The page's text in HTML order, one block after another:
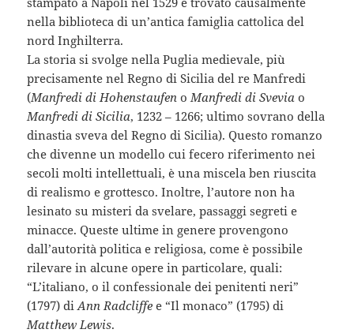
nella biblioteca di un’antica famiglia cattolica del
nord Inghilterra.
La storia si svolge nella Puglia medievale, più
precisamente nel Regno di Sicilia del re Manfredi
(Manfredi di Hohenstaufeno Manfredi di Svevia o
Manfredi di Sicilia, 1232 – 1266; ultimo sovrano della
dinastia sveva del Regno di Sicilia). Questo romanzo
che divenne un modello cui fecero riferimento nei
secoli molti intellettuali, è una miscela ben riuscita
di realismo e grottesco. Inoltre, l’autore non ha
lesinato su misteri da svelare, passaggi segreti e
minacce. Queste ultime in genere provengono
dall’autorità politica e religiosa, come è possibile
rilevare in alcune opere in particolare, quali:
“L’italiano, o il confessionale dei penitenti neri”
(1797) diAnn Radcliffe e “Il monaco” (1795) di
Matthew Lewis.